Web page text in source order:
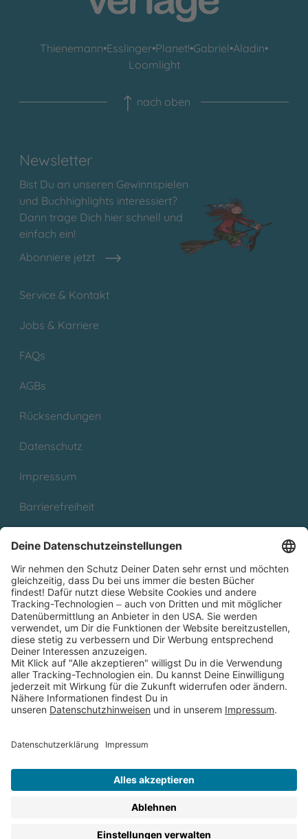
Thienemann•Esslinger•Planet!•Gabriel•Aladin•
Loomlight
nach oben
Newsletter
Bist Du an unseren Gewinnspielen
und Buchhighlights interessiert?
Dann trage Dich hier schnell und
einfach ein!
Abonniere jetzt
Service & Kontakt
Jobs & Karriere
FAQs
AGBs
Rücksendungen
Datenschutz
Impressum
Barrierefreiheit
Partnerprogramm (Affiliate)
Folge uns auf
* Versandkostenfrei ab 9,00 € Bestellwert innerhalb
Deutschlands
** Lieferzeit 1-3 Werktage innerhalb Deutschlands
Thienemann-Esslinger Verlag GmbH, Blumenstraße 36, D-70182